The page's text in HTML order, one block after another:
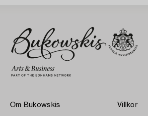
Om Bukowskis Villkor